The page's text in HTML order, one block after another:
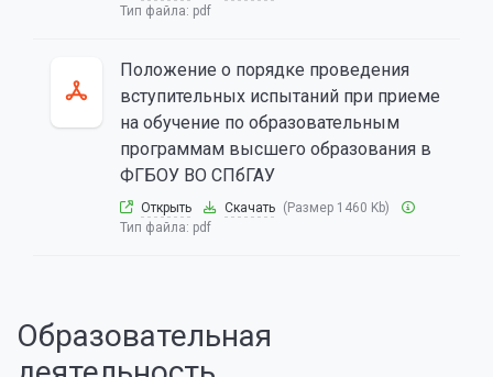
Тип файла: pdf
Положение о порядке проведения
вступительных испытаний при приеме
на обучение по образовательным
программам высшего образования в
ФГБОУ ВО СПбГАУ
Открыть Скачать (Размер 1460 Kb)
Тип файла: pdf
Образовательная